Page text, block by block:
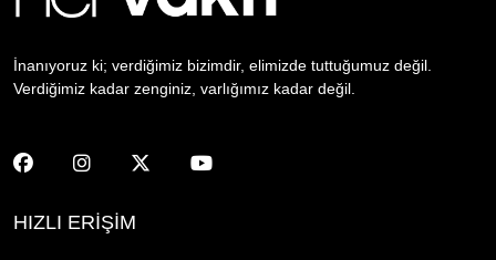
İnanıyoruz ki; verdiğimiz bizimdir, elimizde tuttuğumuz değil.
Verdiğimiz kadar zenginiz, varlığımız kadar değil.
HIZLI ERİŞİM